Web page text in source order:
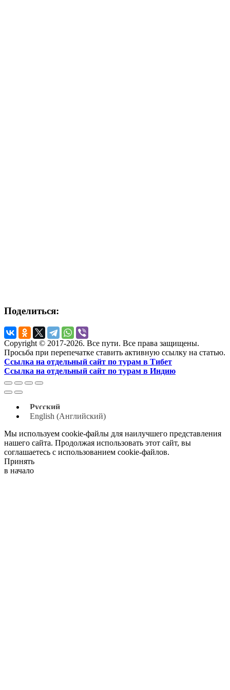
Поделиться:
Copyright © 2017-2026. Все пути. Все права защищены.
Просьба при перепечатке ставить активную ссылку на статью.
Ссылка на отдельный сайт по турам в Тибет
Ссылка на отдельный сайт по турам в Индию
Русский
English (Английский)
Мы используем cookie-файлы для наилучшего представления
нашего сайта. Продолжая использовать этот сайт, вы
соглашаетесь с использованием cookie-файлов.
Принять
в начало